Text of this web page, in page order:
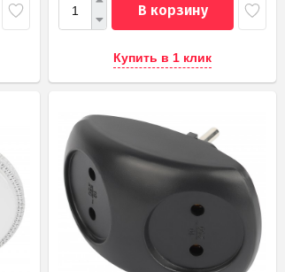
В корзину
Купить в 1 клик